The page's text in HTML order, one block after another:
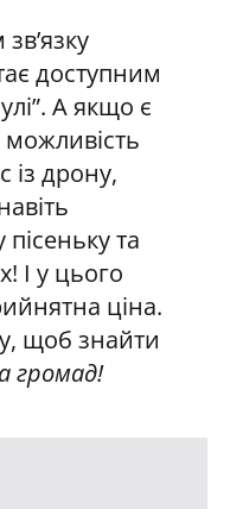
доступним
А якщо є
можливість
із дрону,
та
І у цього
ціна.
щоб знайти
громад!